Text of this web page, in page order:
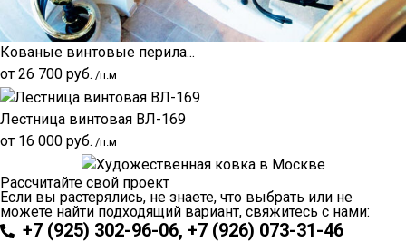
Кованые винтовые перила...
от 26 700 руб. /п.м
Лестница винтовая ВЛ-169
от 16 000 руб. /п.м
Рассчитайте свой проект
Если вы растерялись, не знаете, что выбрать или не
можете найти подходящий вариант, свяжитесь с нами:
+7 (925) 302-96-06, +7 (926) 073-31-46